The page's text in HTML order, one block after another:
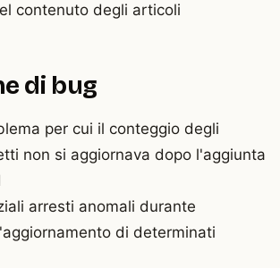
contenuto degli articoli
di bug
per cui il conteggio degli
non si aggiornava dopo l'aggiunta
arresti anomali durante
di determinati